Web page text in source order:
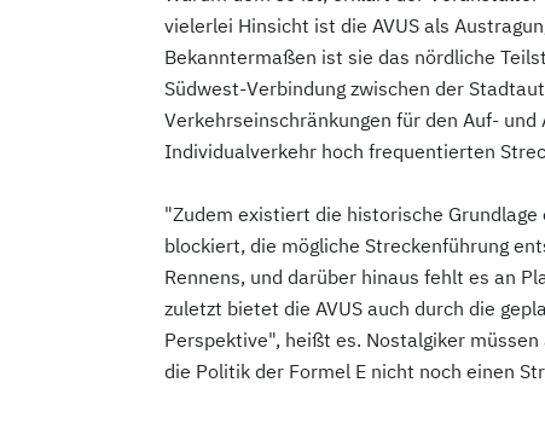
vielerlei Hinsicht ist die AVUS als
Bekanntermaßen ist sie das nördliche
Südwest-Verbindung zwischen der
Verkehrseinschränkungen für den Auf-
Individualverkehr hoch frequentierten
"Zudem existiert die historische
blockiert, die mögliche Streckenführung
Rennens, und darüber hinaus fehlt es an
zuletzt bietet die AVUS auch durch die
Perspektive", heißt es. Nostalgiker
die Politik der Formel E nicht noch einen